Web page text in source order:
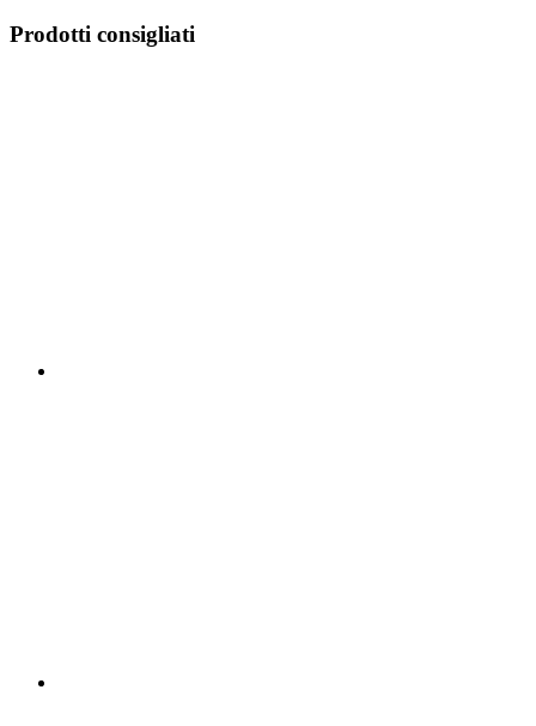
Prodotti consigliati